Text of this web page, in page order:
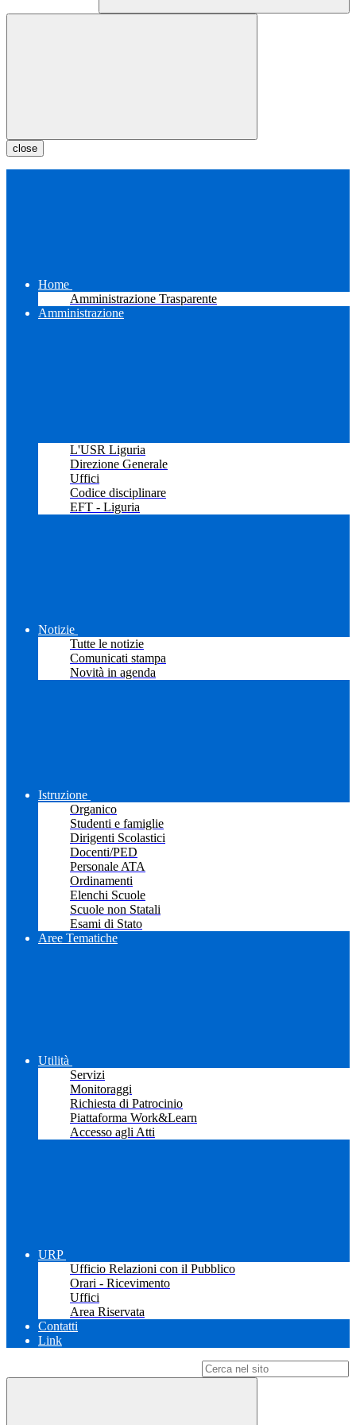
close
Home
Amministrazione Trasparente
Amministrazione
L'USR Liguria
Direzione Generale
Uffici
Codice disciplinare
EFT - Liguria
Notizie
Tutte le notizie
Comunicati stampa
Novità in agenda
Istruzione
Organico
Studenti e famiglie
Dirigenti Scolastici
Docenti/PED
Personale ATA
Ordinamenti
Elenchi Scuole
Scuole non Statali
Esami di Stato
Aree Tematiche
Utilità
Servizi
Monitoraggi
Richiesta di Patrocinio
Piattaforma Work&Learn
Accesso agli Atti
URP
Ufficio Relazioni con il Pubblico
Orari - Ricevimento
Uffici
Area Riservata
Contatti
Link